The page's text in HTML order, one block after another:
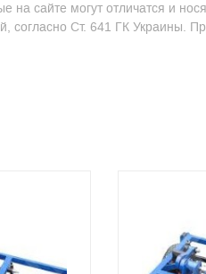
на сайте могут отличатся и
согласно Ст. 641 ГК Украины.